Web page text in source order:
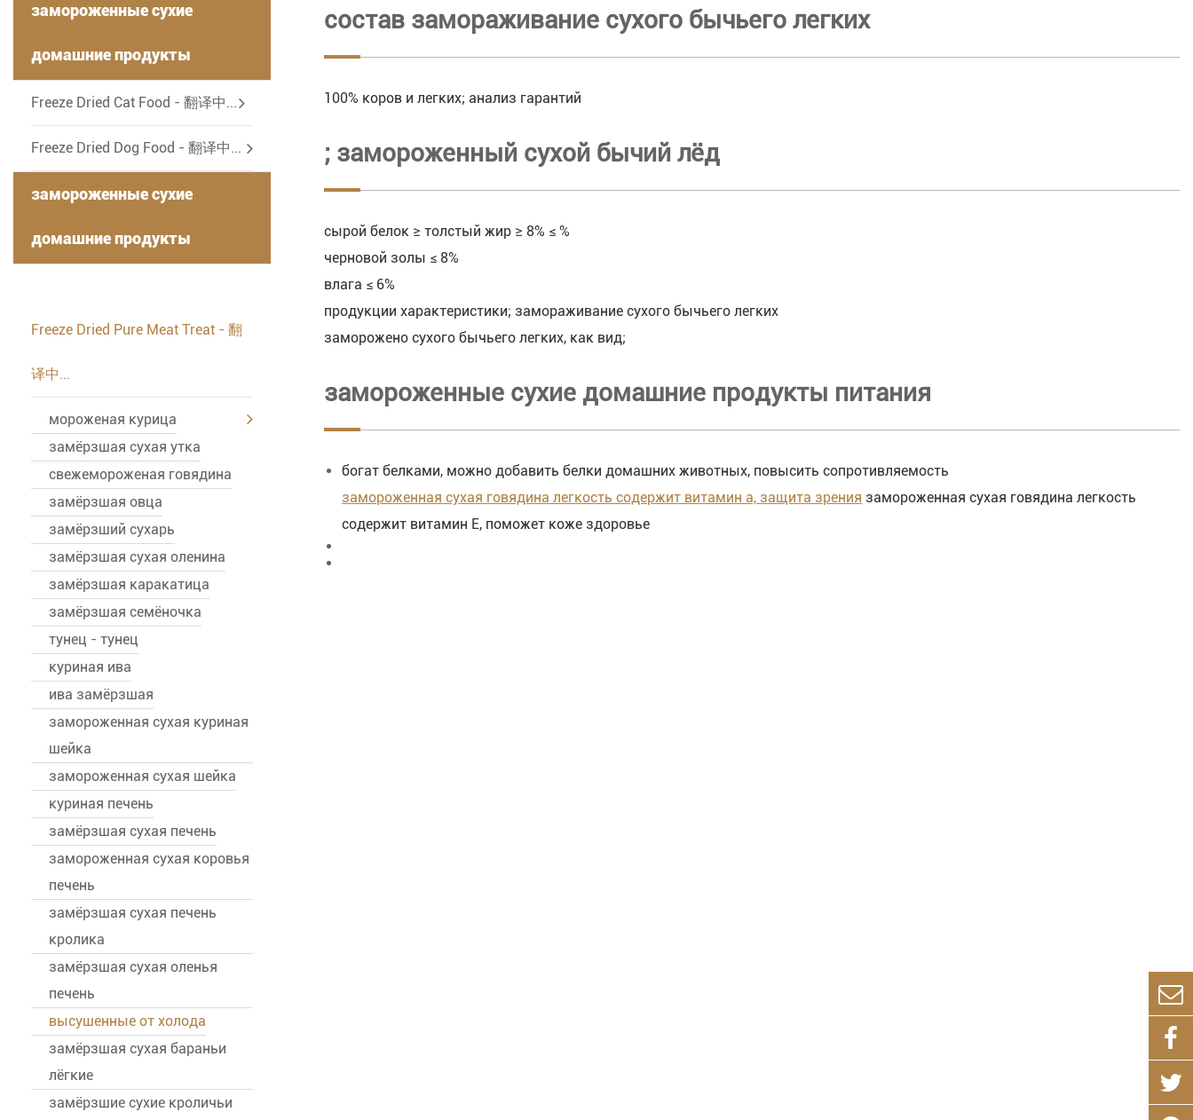
замороженные сухие
домашние продукты
Freeze Dried Cat Food - 翻译中...
Freeze Dried Dog Food - 翻译中...
замороженные сухие
домашние продукты
Freeze Dried Pure Meat Treat - 翻
译中...
мороженая курица
замёрзшая сухая утка
свежемороженая говядина
замёрзшая овца
замёрзший сухарь
замёрзшая сухая оленина
замёрзшая каракатица
замёрзшая семёночка
тунец - тунец
куриная ива
ива замёрзшая
замороженная сухая куриная
шейка
замороженная сухая шейка
куриная печень
замёрзшая сухая печень
замороженная сухая коровья
печень
замёрзшая сухая печень
кролика
замёрзшая сухая оленья
печень
высушенные от холода
замёрзшая сухая бараньи
лёгкие
замёрзшие сухие кроличьи
состав замораживание сухого бычьего легких
100% коров и легких; анализ гарантий
; замороженный сухой бычий лёд
сырой белок ≥ толстый жир ≥ 8% ≤ %
черновой золы ≤ 8%
влага ≤ 6%
продукции характеристики; замораживание сухого бычьего легких
заморожено сухого бычьего легких, как вид;
замороженные сухие домашние продукты питания
богат белками, можно добавить белки домашних животных, повысить сопротивляемость
замороженная сухая говядина легкость содержит витамин а, защита зрения замороженная сухая говядина легкость
содержит витамин Е, поможет коже здоровье